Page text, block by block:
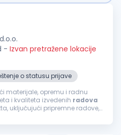
- Izvan pretražene lokacije
o statusu prijave
materijale, opremu i radnu
i kvaliteta izvedenih radova
uključujući pripremne radove,